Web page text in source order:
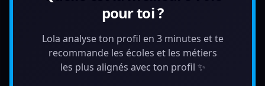
pour toi ?
Lola analyse ton profil en 3 minutes et te
recommande les écoles et les métiers
les plus alignés avec ton profil ✨